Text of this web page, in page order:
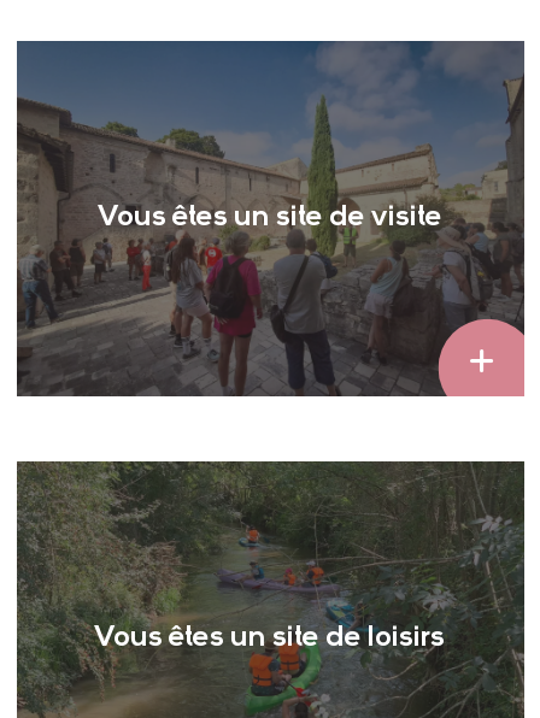
Vous êtes un site de visite
Vous êtes un site de loisirs